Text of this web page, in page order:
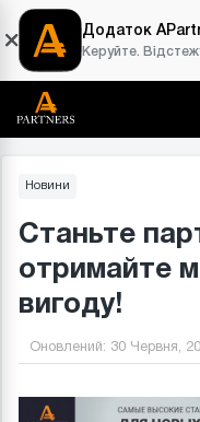
Додаток
Керуйте.
Новини
Станьте
отримайте
вигоду!
Оновлений: 30 Червня,